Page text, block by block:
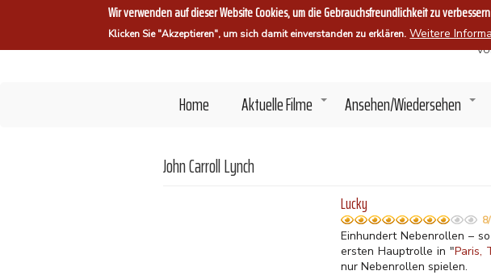
Wir verwenden auf dieser Website Cookies, um die Gebrauchsfreundlichkeit zu verbessern
Klicken Sie "Akzeptieren", um sich damit einverstanden zu erklären. Weitere
Home +
Aktuelle Filme +
Ansehen/Wiedersehen
John Carroll Lynch
Lucky
Einhundert Nebenrollen –
ersten Hauptrolle in "Paris,
nur Nebenrollen spielen.